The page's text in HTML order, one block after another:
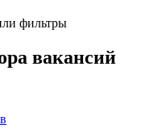
фильтры
вакансий